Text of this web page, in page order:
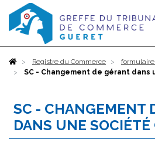
AccueilRegistre du Commerce
SC - Changement de gérant dans
SC - CHANGEMENT
DANS UNE SOCIÉTÉ